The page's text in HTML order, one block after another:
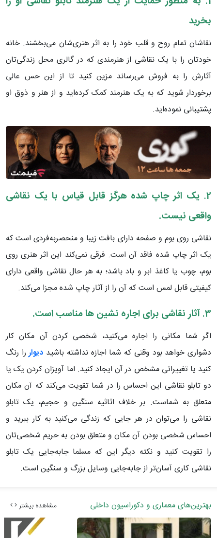
بخرید
نقاشان تمام روح و قلب خود را به اثر هنری‌شان می‌بخشند. خانه‌
خودتان را با یک نقاشی از هنرمندی که در گالری محل زندگی‌تان
آثارش را به فروش می‌رساند مزین کنید تا از این حس عالی
برخوردار شوید که به یک هنرمند کمک کرده‌اید و از هنر و ذوق او
پشتیبانی نموده‌اید.
2. یک اثر چاپ شده هرگز قابل قیاس با یک نقاشی
واقعی نیست.
نقاشی روی بوم و صفحه دارای بافت زیبا و منحصربه‌فردی است که
یک اثر چاپ شده فاقد آن است. فرقی نمی‌کند این اثر هنری روی
بوم، چوب یا کاغذ ابر و باد باشد؛ به هر حال نقاشی واقعی دارای
کیفیتی قابل لمس است که آن را از آثار چاپ شده مجزا می‌کند.
3. آثار نقاشی برای اجاره‌ نشین ها مناسب است.
اگر شما مکانی را اجاره می‌کنید، شخصی کردن آن مکان کار
دشواری خواهد بود وقتی که شما اجازه نداشته باشید دیواررا رنگ
کنید یا تغییراتی مشخص در آن ایجاد کنید. اما آویزان کردن یک یا
دو تابلو نقاشی این احساس را در شما تقویت می‌کند که آن مکان
متعلق به شماست. بر خلاف اثاثیه سنگین و حجیم، یک تابلو
نقاشی را می‌توان در هر جایی که زندگی می‌کنید به کار ببرید و
احساس شخصی بودن آن مکان و متعلق بودن به حریم شخصی‌تان
را تقویت کنید و نکته دیگر این که مسلما جابه‌جایی یک تابلو
نقاشی کاری آسان‌تر از جابه‌جایی وسایل بزرگ و سنگین است.
بهترین‌های معماری و دکوراسیون داخلی مشاهده بیشتر